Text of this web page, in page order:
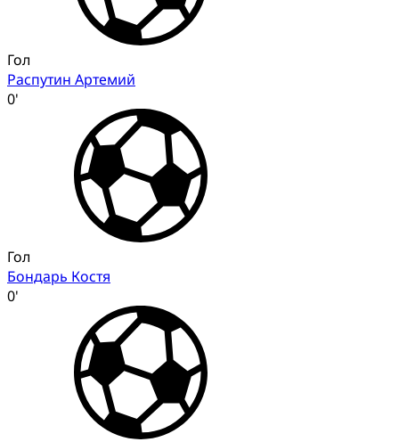
Гол
Распутин Артемий
0'
Гол
Бондарь Костя
0'